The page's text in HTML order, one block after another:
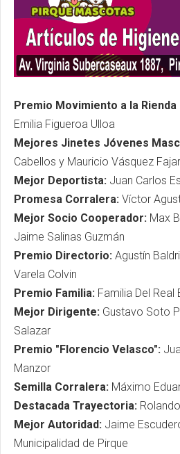
Premio Movimiento a la
Emilia Figueroa Ulloa
Mejores Jinetes Jóvenes
Cabellos y Mauricio Vásquez
Mejor Deportista: Juan Carlos
Promesa Corralera: Víctor
Mejor Socio Cooperador: Max
Jaime Salinas Guzmán
Premio Directorio: Agustín
Varela Colvin
Premio Familia: Familia Del Real
Mejor Dirigente: Gustavo Soto
Salazar
Premio "Florencio Velasco":
Manzor
Semilla Corralera: Máximo
Destacada Trayectoria:
Mejor Autoridad: Jaime
Municipalidad de Pirque